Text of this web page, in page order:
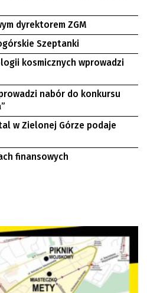
dyrektorem ZGM
Szeptanki
kosmicznych wprowadzi
nabór do konkursu
w Zielonej Górze podaje
finansowych